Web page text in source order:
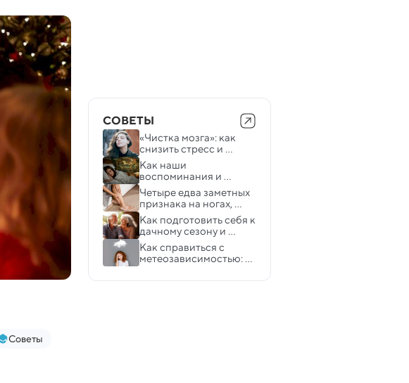
Советы
СОВЕТЫ
«Чистка мозга»: как
снизить стресс и
замедлить снижение
когнитивных функций
Как наши
воспоминания и
обучение зависит от
сна: выяснили
нейробиологи
Четыре едва заметных
признака на ногах,
указывающих на
высокий уровень
холестерина
Как подготовить себя к
дачному сезону и
избежать проблем со
здоровьем
Как справиться с
метеозависимостью: